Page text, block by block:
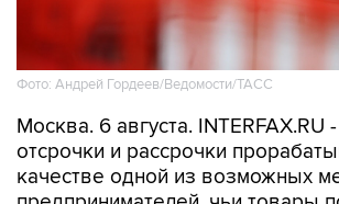
Фото: Андрей Гордеев/Ведомости/ТАСС
Москва. 6 августа.
отсрочки и рассрочки
качестве одной из возможных